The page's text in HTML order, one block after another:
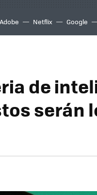
Adobe Netflix Google
de
serán